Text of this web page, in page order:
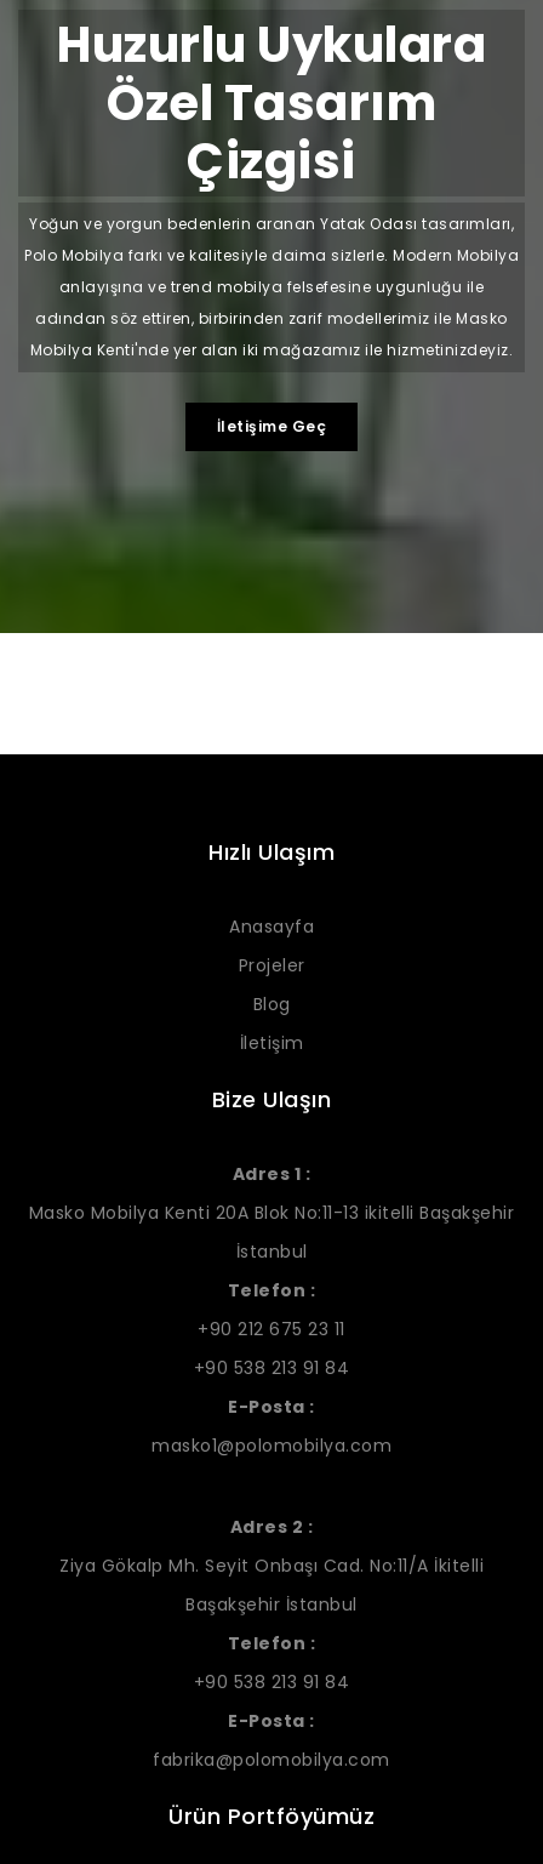
Huzurlu Uykulara
Özel Tasarım
Çizgisi
Yoğun ve yorgun bedenlerin aranan Yatak Odası tasarımları,
Polo Mobilya farkı ve kalitesiyle daima sizlerle. Modern Mobilya
anlayışına ve trend mobilya felsefesine uygunluğu ile
adından söz ettiren, birbirinden zarif modellerimiz ile Masko
Mobilya Kenti'nde yer alan iki mağazamız ile hizmetinizdeyiz.
İletişime Geç
Hızlı Ulaşım
Anasayfa
Projeler
Blog
İletişim
Bize Ulaşın
Adres 1 :
Masko Mobilya Kenti 20A Blok No:11-13 ikitelli Başakşehir
İstanbul
Telefon :
+90 212 675 23 11
+90 538 213 91 84
E-Posta :
masko1@polomobilya.com
Adres 2 :
Ziya Gökalp Mh. Seyit Onbaşı Cad. No:11/A İkitelli
Başakşehir İstanbul
Telefon :
+90 538 213 91 84
E-Posta :
fabrika@polomobilya.com
Ürün Portföyümüz